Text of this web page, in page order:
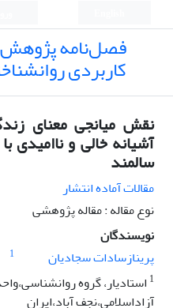
فصل‌نامه
کاربردی
نقش میانجی معنای
آشیانه خالی و ناامیدی
سالمند
مقالات آماده انتشار
نوع مقاله : مقاله پژوهشی
نویسندگان
پرینازسادات سجادیان
1
1 استادیار، گروه
آزاداسلامی،نجف آباد،ایران